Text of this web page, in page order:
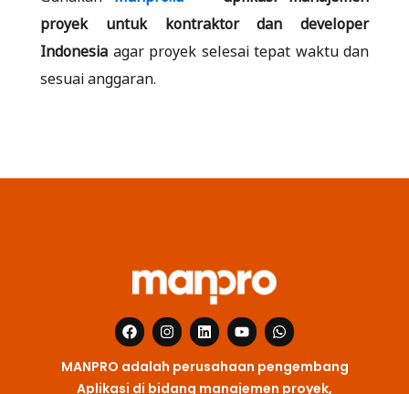
proyek untuk kontraktor dan developer
Indonesia agar proyek selesai tepat waktu dan
sesuai anggaran.
F
a
e
b
I
n
t
a
L
i
k
e
Y
o
t
u
W
h
t
s
MANPRO adalah perusahaan pengembang
Aplikasi di bidang manajemen proyek,